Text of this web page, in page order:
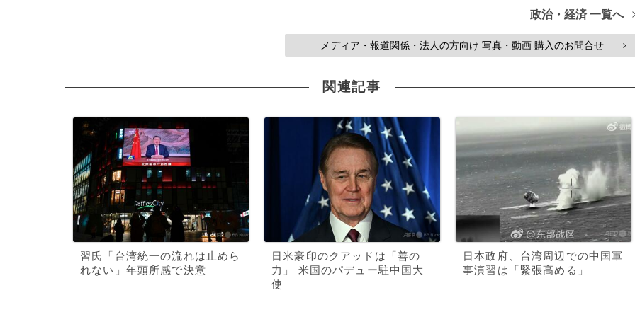
政治・経済 一覧へ
メディア・報道関係・法人の方向け 写真・動画 購入のお問合せ >
関連記事
習氏「台湾統一の流れは止めら
れない」年頭所感で決意
日米豪印のクアッドは「善の
力」 米国のパデュー駐中国大
使
日本政府、台湾周辺での中国軍
事演習は「緊張高める」